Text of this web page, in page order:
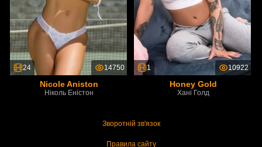
24 14750
Nicole Aniston
Ніколь Еністон
1 10922
Honey Gold
Хані Голд
Зворотній зв'язок
Правила сайту